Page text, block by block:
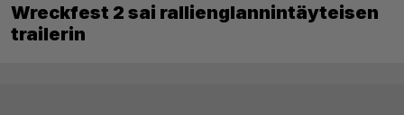
Wreckfest 2 sai rallienglannintäyteisen
trailerin